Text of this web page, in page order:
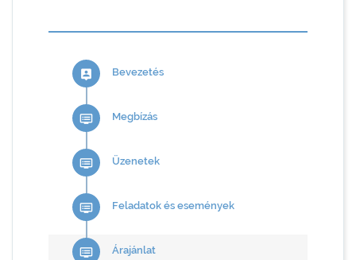
person_pin Bevezetés
dvr Megbízás
dvr Üzenetek
dvr Feladatok és események
dvr Árajánlat